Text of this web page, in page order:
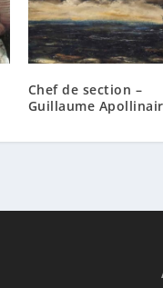
Chef de section –
Guillaume